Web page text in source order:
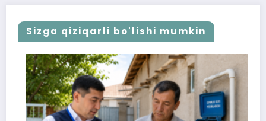
Sizga qiziqarli bo'lishi mumkin